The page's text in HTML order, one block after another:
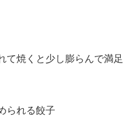
て焼くと少し膨らんで満足
られる餃子